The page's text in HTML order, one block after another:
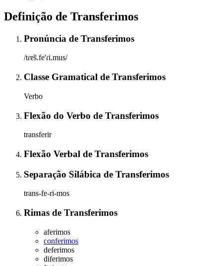
Definição de Transferimos
Pronúncia de Transferimos
/tɾɐ̃s.fe'ɾi.mus/
Classe Gramatical de Transferimos
Verbo
Flexão do Verbo de Transferimos
transferir
Flexão Verbal de Transferimos
Separação Silábica de Transferimos
trans-fe-ri-mos
Rimas de Transferimos
aferimos
conferimos
deferimos
diferimos